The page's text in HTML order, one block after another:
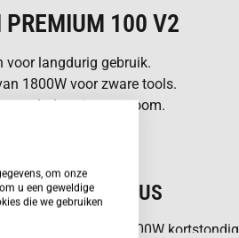
PREMIUM 100 V2
voor langdurig gebruik.
1800W voor zware tools.
opgeladen via netstroom.
LIFTING MODUS
je apparaten tot 3600W kortstondig
om onze
u een geweldige
die we gebruiken